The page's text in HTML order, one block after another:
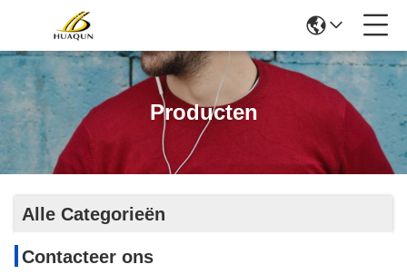
Producten
Alle Categorieën
Contacteer ons